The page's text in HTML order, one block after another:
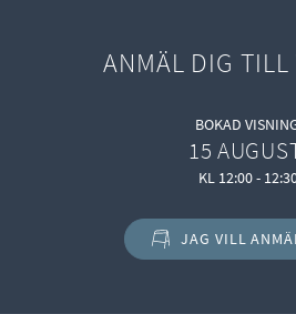
ANMÄL DIG TILL
BOKAD
15
KL 12:00 -
JAG VILL